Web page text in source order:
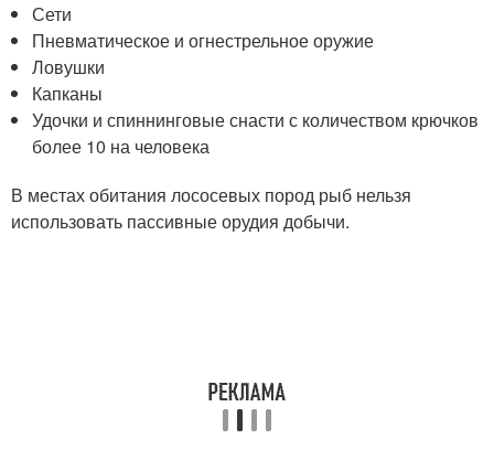
Сети
Пневматическое и огнестрельное оружие
Ловушки
Капканы
Удочки и спиннинговые снасти с количеством крючков
более 10 на человека
В местах обитания лососевых пород рыб нельзя
использовать пассивные орудия добычи.